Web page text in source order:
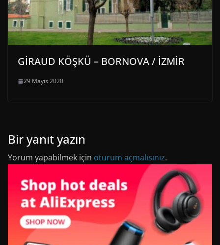
GİRAUD KÖŞKÜ – BORNOVA / İZMİR
29 Mayıs 2020
Bir yanıt yazın
Yorum yapabilmek için oturum açmalısınız.